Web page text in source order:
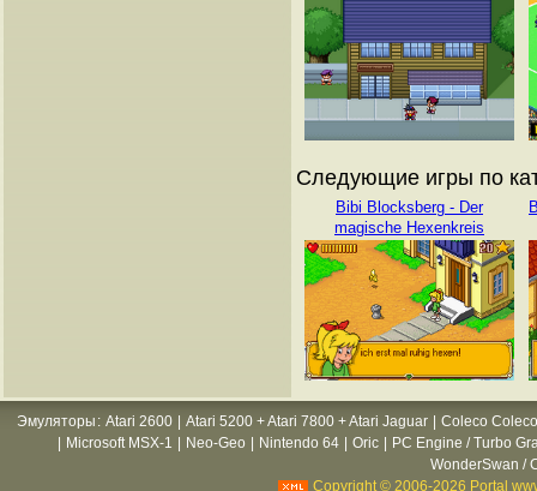
Следующие игры по
Bibi Blocksberg - Der
magische Hexenkreis
Эмуляторы : Atari 2600 Atari 5200 + Atari 7800 + Atari Jaguar
Coleco
Microsoft MSX-1 Neo-Geo Nintendo 64 Oric
PC Engine / Turbo
WonderSwan /
Copyright © 2006-2026 Portal